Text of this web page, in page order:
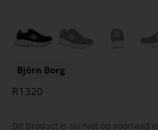
Björn Borg
R1320
Dit product is nu niet op voorraad